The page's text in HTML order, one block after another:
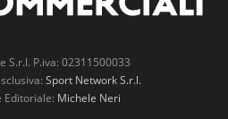
S.r.l. P.iva: 02311500033
Sport Network S.r.l.
Editoriale: Michele Neri